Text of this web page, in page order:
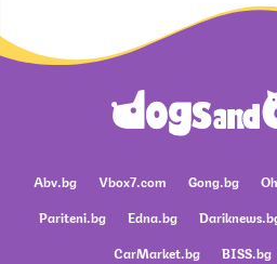
Abv.bg Vbox7.com Gong.bg
Pariteni.bg
Edna.bg
CarMarket.bg
BISS.bg